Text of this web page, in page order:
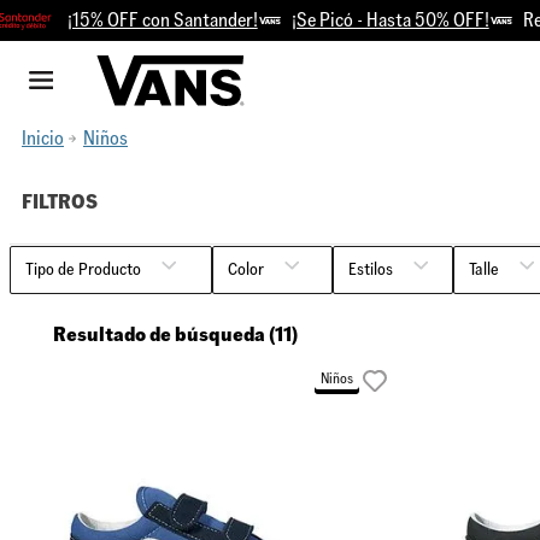
¡15% OFF con Santander! ¡Se Picó - Hasta 50% OFF! Retiro
Inicio Niños
FILTROS
Color
Negro
Talle
30.5
31
Tipo de Producto
Classics
Resultado de búsqueda (11)
Niños